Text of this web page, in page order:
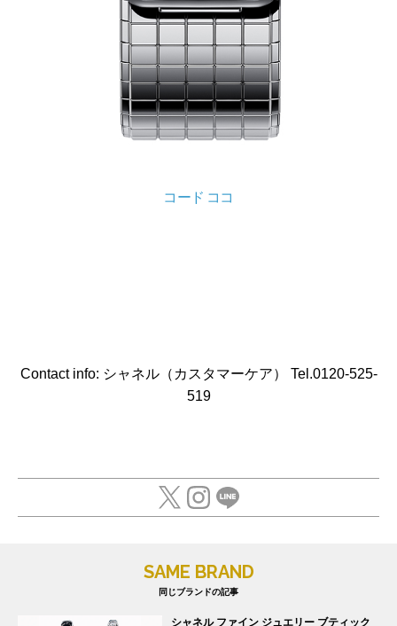
コード ココ
Contact info: シャネル（カスタマーケア） Tel.0120-525-
519
SAME BRAND
同じブランドの記事
シャネル ファイン ジュエリー ブティック